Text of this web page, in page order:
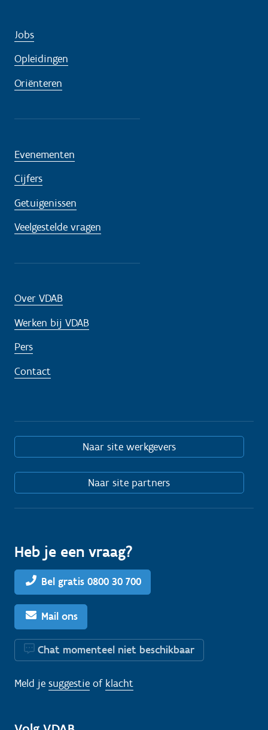
Jobs
Opleidingen
Oriënteren
Evenementen
Cijfers
Getuigenissen
Veelgestelde vragen
Over VDAB
Werken bij VDAB
Pers
Contact
Naar site werkgevers
Naar site partners
Heb je een vraag?
Bel gratis 0800 30 700
Mail ons
Chat momenteel niet beschikbaar
Meld je suggestie of klacht